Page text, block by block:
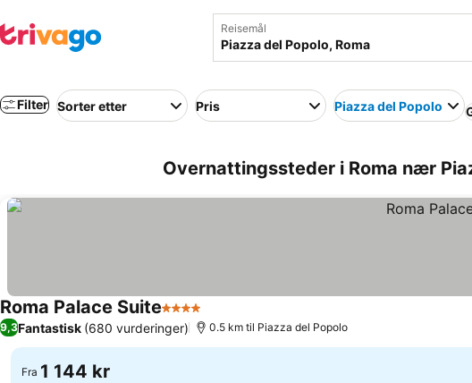
Reisemål
Filter Sorter etter Pris Piazza del Popolo
Overnattingssteder i Roma nær
Roma Palace Suite4 Stjerner
9,3Fantastisk (680 vurderinger) 0.5 km til Piazza del Popolo
Fra 1 144 kr